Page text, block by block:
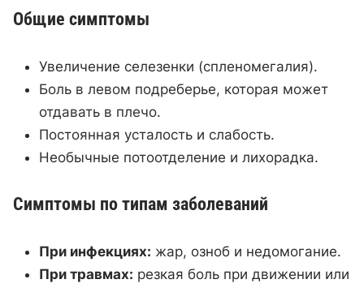
Общие симптомы
Увеличение селезенки (спленомегалия).
Боль в левом подреберье, которая может
отдавать в плечо.
Постоянная усталость и слабость.
Необычные потоотделение и лихорадка.
Симптомы по типам заболеваний
При инфекциях: жар, озноб и недомогание.
При травмах: резкая боль при движении или